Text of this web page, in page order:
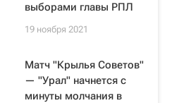
выборами главы РПЛ
19 ноября 2021
Матч "Крылья Советов"
— "Урал" начнется с
минуты молчания в